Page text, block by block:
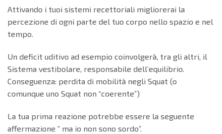
Attivando i tuoi sistemi recettoriali migliorerai la
percezione di ogni parte del tuo corpo nello spazio e nel
tempo.
Un deficit uditivo ad esempio coinvolgerà, tra gli altri, il
Sistema vestibolare, responsabile dell’equilibrio.
Conseguenza: perdita di mobilità negli Squat (o
comunque uno Squat non “coerente”)
La tua prima reazione potrebbe essere la seguente
affermazione ” ma io non sono sordo”.